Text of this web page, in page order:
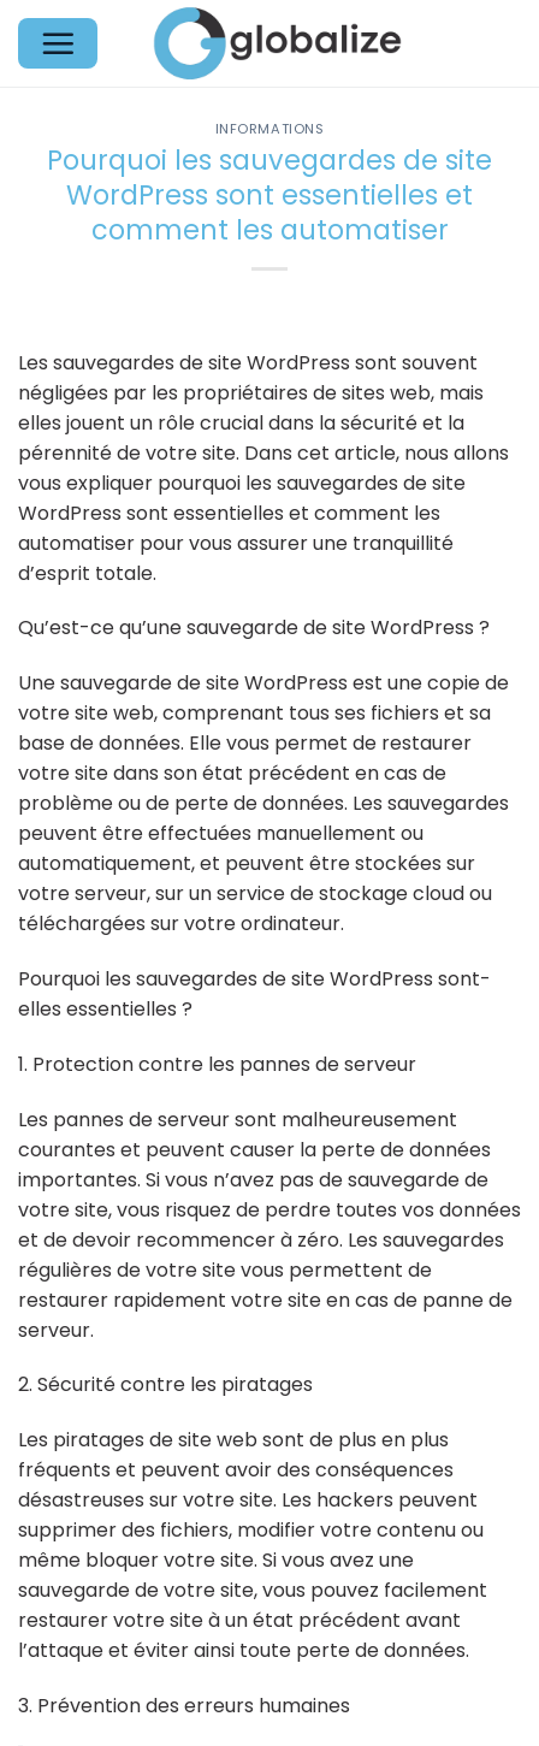
Passer
contenu
INFORMATIONS
Pourquoi les sauvegardes de site
WordPress sont essentielles et
comment les automatiser
Les sauvegardes de site WordPress sont souvent
négligées par les propriétaires de sites web, mais
elles jouent un rôle crucial dans la sécurité et la
pérennité de votre site. Dans cet article, nous allons
vous expliquer pourquoi les sauvegardes de site
WordPress sont essentielles et comment les
automatiser pour vous assurer une tranquillité
d’esprit totale.
Qu’est-ce qu’une sauvegarde de site WordPress ?
Une sauvegarde de site WordPress est une copie de
votre site web, comprenant tous ses fichiers et sa
base de données. Elle vous permet de restaurer
votre site dans son état précédent en cas de
problème ou de perte de données. Les sauvegardes
peuvent être effectuées manuellement ou
automatiquement, et peuvent être stockées sur
votre serveur, sur un service de stockage cloud ou
téléchargées sur votre ordinateur.
Pourquoi les sauvegardes de site WordPress sont-
elles essentielles ?
1. Protection contre les pannes de serveur
Les pannes de serveur sont malheureusement
courantes et peuvent causer la perte de données
importantes. Si vous n’avez pas de sauvegarde de
votre site, vous risquez de perdre toutes vos données
et de devoir recommencer à zéro. Les sauvegardes
régulières de votre site vous permettent de
restaurer rapidement votre site en cas de panne de
serveur.
2. Sécurité contre les piratages
Les piratages de site web sont de plus en plus
fréquents et peuvent avoir des conséquences
désastreuses sur votre site. Les hackers peuvent
supprimer des fichiers, modifier votre contenu ou
même bloquer votre site. Si vous avez une
sauvegarde de votre site, vous pouvez facilement
restaurer votre site à un état précédent avant
l’attaque et éviter ainsi toute perte de données.
3. Prévention des erreurs humaines